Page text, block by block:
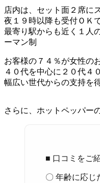
店内は、セット面２席に
夜１９時以降も受付ＯＫ
最寄り駅からも近く１人
ーマン制
お客様の７４％が女性の
４０代を中心に２０代４
幅広い世代からの支持を
さらに、ホットペッパー
■ 口コミをご
〇 年齢に応じ